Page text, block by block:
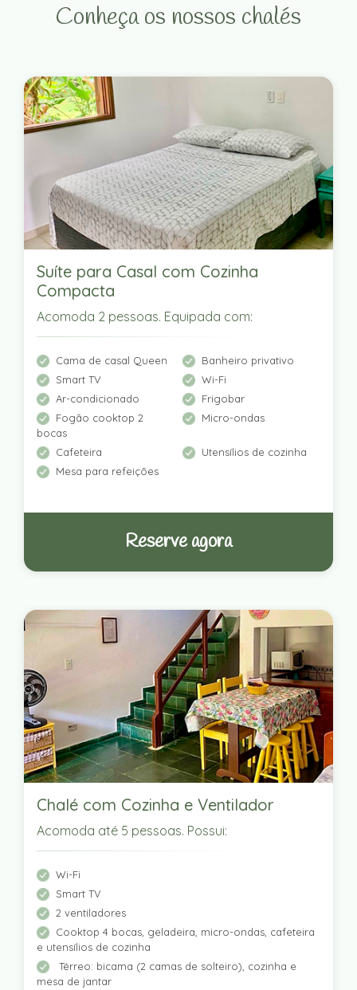
Conheça os nossos chalés
Suíte para Casal com Cozinha
Compacta
Acomoda 2 pessoas. Equipada com:
Cama de casal Queen
Banheiro privativo
Smart TV
Wi-Fi
Ar-condicionado
Frigobar
Fogão cooktop 2
bocas
Micro-ondas
Cafeteira
Utensílios de cozinha
Mesa para refeições
Reserve agora
Chalé com Cozinha e Ventilador
Acomoda até 5 pessoas. Possui:
Wi-Fi
Smart TV
2 ventiladores
Cooktop 4 bocas, geladeira, micro-ondas, cafeteira
e utensílios de cozinha
Térreo: bicama (2 camas de solteiro), cozinha e
mesa de jantar